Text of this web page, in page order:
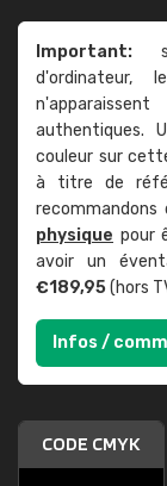
Important:
d'ordinateur,
authentiques.
couleur sur
à titre de
recommandons
physique pour
avoir un
€189,95(hors
Infos /
CODE CMYK